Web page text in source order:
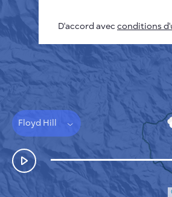
Floyd Hill
POLITIQUE DE
CONDITIONS
GUIDE
API
NOUS CONTACTER
D'accord avecconditions